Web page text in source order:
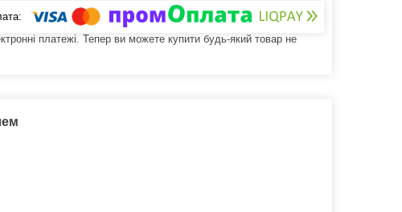
платежі. Тепер ви можете купити будь-який товар не